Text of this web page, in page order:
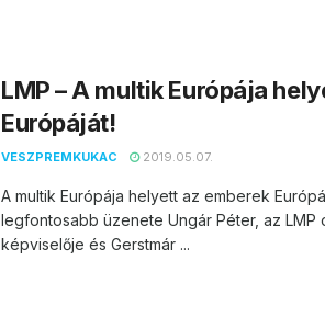
LMP – A multik Európája
Európáját!
VESZPREMKUKAC 2019.05.07.
A multik Európája helyett az emberek
legfontosabb üzenete Ungár Péter, az LMP
képviselője és Gerstmár ...